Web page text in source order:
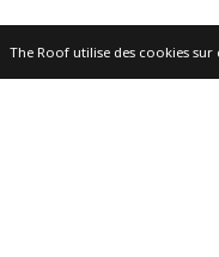
The Roof utilise des cookies